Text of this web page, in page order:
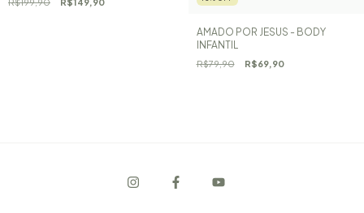
AMADO POR JESUS - BODY
INFANTIL
R$79,90 R$69,90